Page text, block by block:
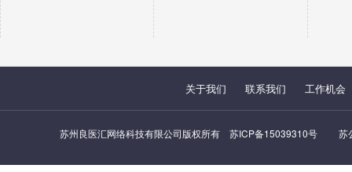
关于我们 联系我们 工作机会
苏州良医汇网络科技有限公司版权所有 苏ICP备15039310号 苏